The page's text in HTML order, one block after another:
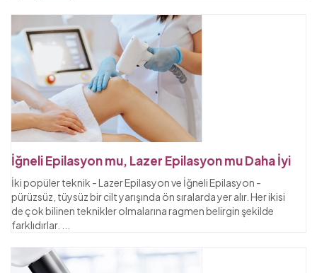
İğneli Epilasyon mu, Lazer Epilasyon mu Daha İyi
İki popüler teknik - Lazer Epilasyon ve İğneli Epilasyon -
pürüzsüz, tüysüz bir cilt yarışında ön sıralarda yer alır. Her ikisi
de çok bilinen teknikler olmalarına ragmen belirgin şekilde
farklıdırlar.